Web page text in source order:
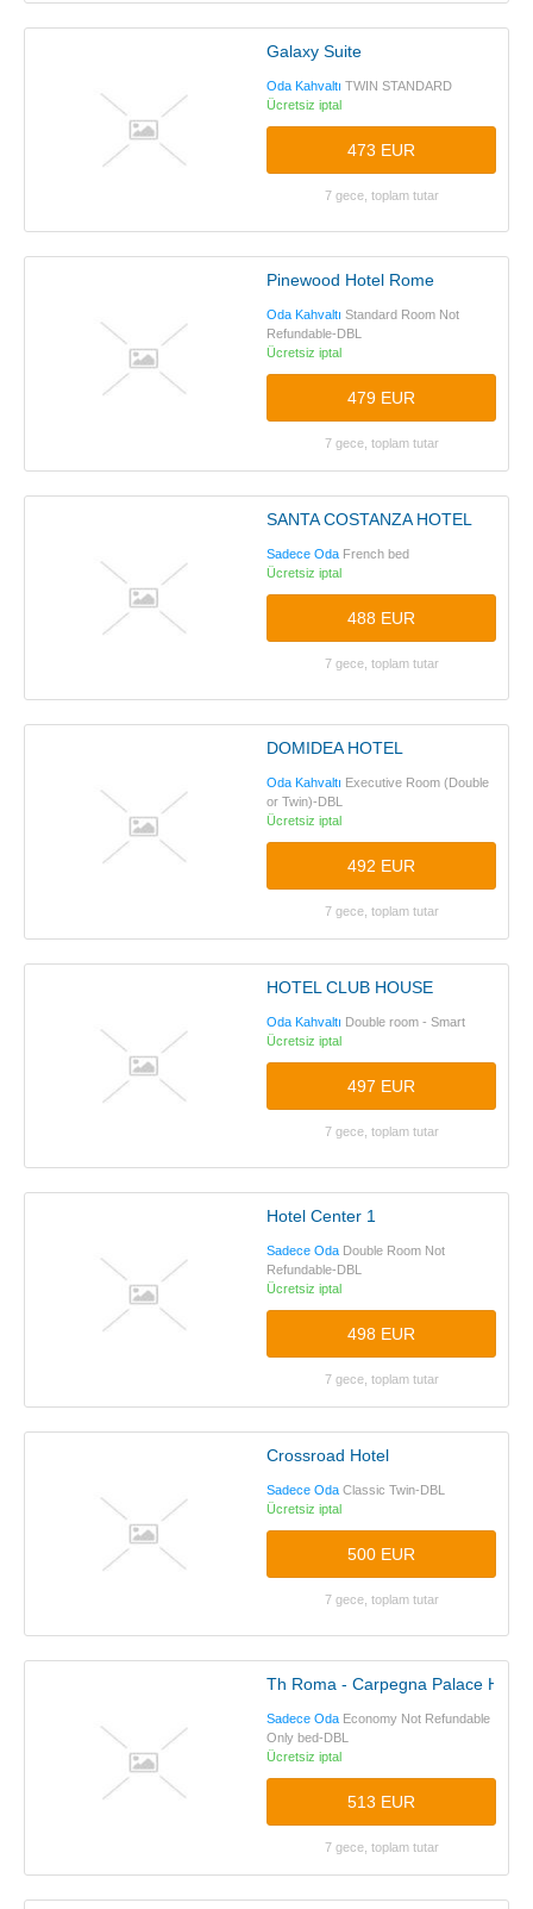
Galaxy Suite
Oda Kahvaltı TWIN STANDARD
Ücretsiz iptal
473 EUR
7 gece, toplam tutar
Pinewood Hotel Rome
Oda Kahvaltı Standard Room Not
Refundable-DBL
Ücretsiz iptal
479 EUR
7 gece, toplam tutar
SANTA COSTANZA HOTEL
Sadece Oda French bed
Ücretsiz iptal
488 EUR
7 gece, toplam tutar
DOMIDEA HOTEL
Oda Kahvaltı Executive Room (Double
or Twin)-DBL
Ücretsiz iptal
492 EUR
7 gece, toplam tutar
HOTEL CLUB HOUSE
Oda Kahvaltı Double room - Smart
Ücretsiz iptal
497 EUR
7 gece, toplam tutar
Hotel Center 1
Sadece Oda Double Room Not
Refundable-DBL
Ücretsiz iptal
498 EUR
7 gece, toplam tutar
Crossroad Hotel
Sadece Oda Classic Twin-DBL
Ücretsiz iptal
500 EUR
7 gece, toplam tutar
Th Roma - Carpegna Palace Hotel
Sadece Oda Economy Not Refundable
Only bed-DBL
Ücretsiz iptal
513 EUR
7 gece, toplam tutar